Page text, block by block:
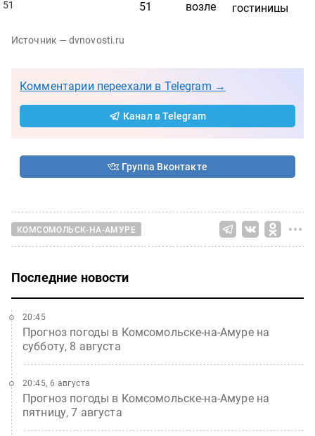
Источник — dvnovosti.ru
Комментарии переехали в Telegram →
Канал в Telegram
Группа Вконтакте
КОМСОМОЛЬСК-НА-АМУРЕ
Последние новости
Прогноз погоды в Комсомольске-на-Амуре на
субботу, 8 августа
20:45
Прогноз погоды в Комсомольске-на-Амуре на
пятницу, 7 августа
20:45, 6 августа